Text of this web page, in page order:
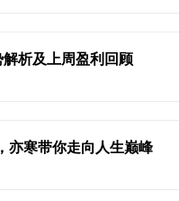
析及上周盈利回顾
亦寒带你走向人生巅峰